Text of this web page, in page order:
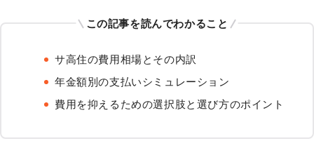
この記事を読んでわかること
サ高住の費用相場とその内訳
年金額別の支払いシミュレーション
費用を抑えるための選択肢と選び方のポイント